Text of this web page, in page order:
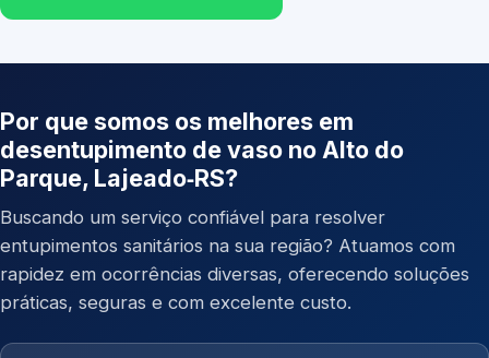
Por que somos os melhores em
desentupimento de vaso no Alto do
Parque, Lajeado‑RS?
Buscando um serviço confiável para resolver
entupimentos sanitários na sua região? Atuamos com
rapidez em ocorrências diversas, oferecendo soluções
práticas, seguras e com excelente custo.